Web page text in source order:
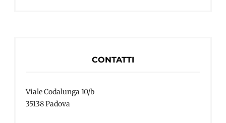
CONTATTI
Viale Codalunga 10/b
35138 Padova